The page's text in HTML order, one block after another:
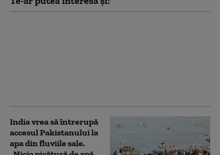
India vrea să întrerupă
accesul Pakistanului la
apa din fluviile sale.